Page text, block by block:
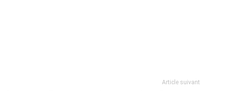
Article suivant